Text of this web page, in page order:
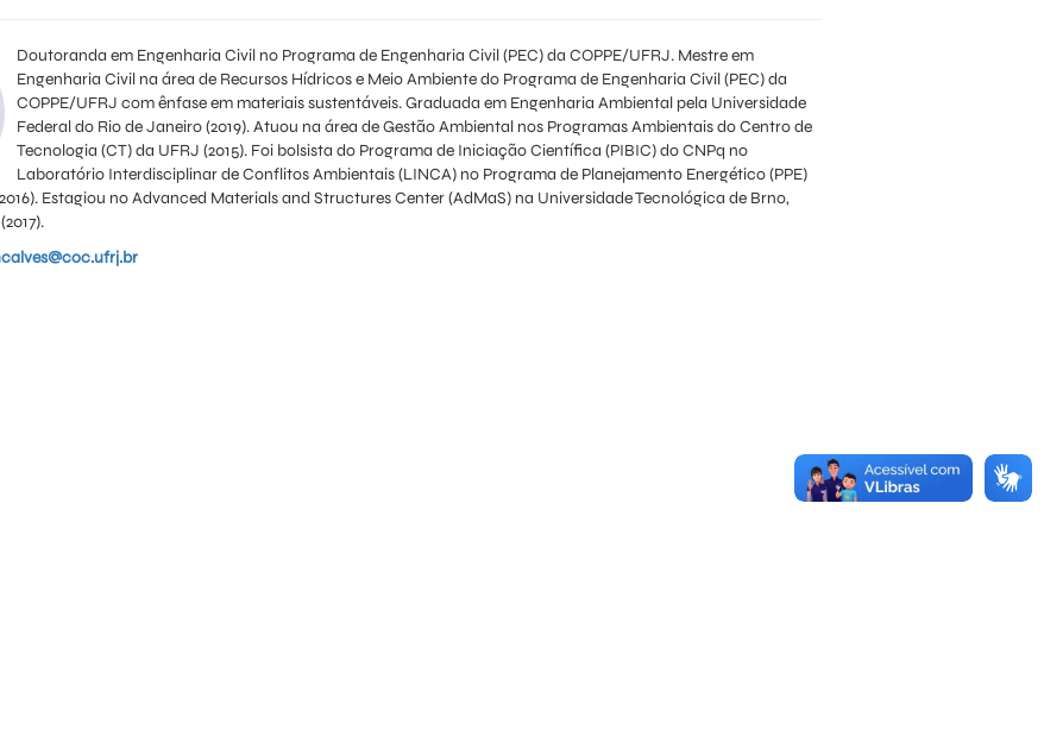
Doutoranda em Engenharia Civil no Programa de Engenharia Civil (PEC) da COPPE/UFRJ. Mestre em
Engenharia Civil na área de Recursos Hídricos e Meio Ambiente do Programa de Engenharia Civil (PEC) da
COPPE/UFRJ com ênfase em materiais sustentáveis. Graduada em Engenharia Ambiental pela Universidade
Federal do Rio de Janeiro (2019). Atuou na área de Gestão Ambiental nos Programas Ambientais do Centro de
Tecnologia (CT) da UFRJ (2015). Foi bolsista do Programa de Iniciação Científica (PIBIC) do CNPq no
Laboratório Interdisciplinar de Conflitos Ambientais (LINCA) no Programa de Planejamento Energético (PPE)
Estagiou no Advanced Materials and Structures Center (AdMaS) na Universidade Tecnológica de Brno,